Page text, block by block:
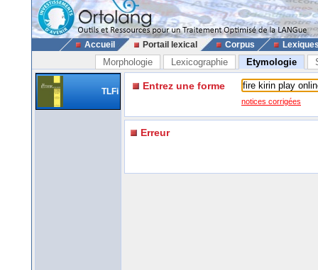
Accueil Portail lexical Corpus
Morphologie Lexicographie Etymologie
TLFi Entrez une forme
notices corrigées
Erreur